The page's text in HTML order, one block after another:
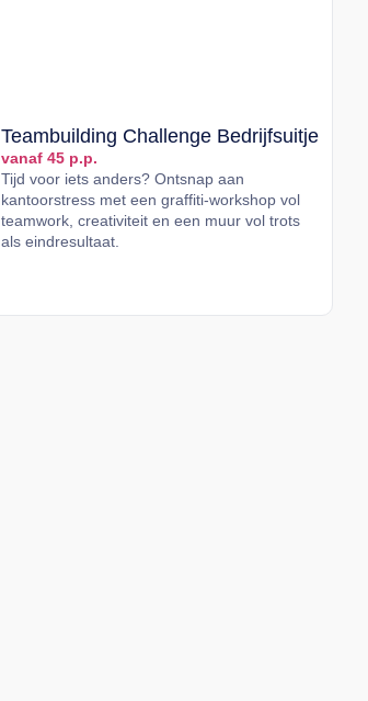
Teambuilding Challenge Bedrijfsuitje
vanaf 45 p.p.
Tijd voor iets anders? Ontsnap aan
kantoorstress met een graffiti-workshop vol
teamwork, creativiteit en een muur vol trots
als eindresultaat.